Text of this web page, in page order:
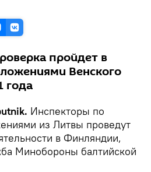
пройдет в
Венского
года
Инспекторы по
из Литвы проведут
в Финляндии,
Минобороны балтийской